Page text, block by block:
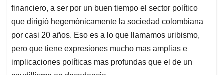
financiero, a ser por un buen tiempo el sector político
que dirigió hegemónicamente la sociedad colombiana
por casi 20 años. Eso es a lo que llamamos uribismo,
pero que tiene expresiones mucho mas amplias e
implicaciones políticas mas profundas que el de un